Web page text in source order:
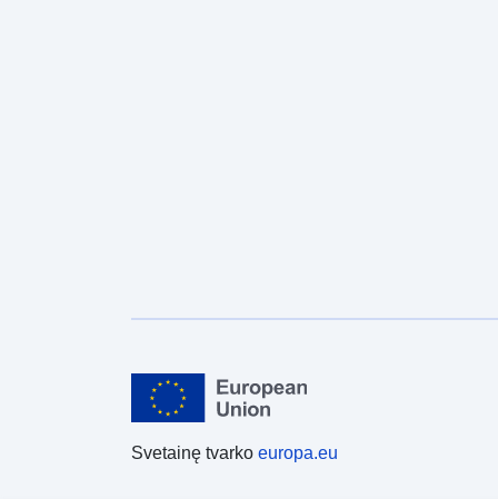
Svetainę tvarko europa.eu